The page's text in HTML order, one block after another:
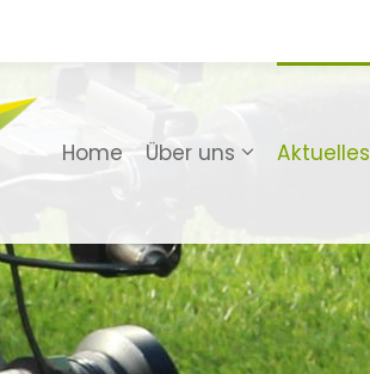
Home Über uns Aktuelles